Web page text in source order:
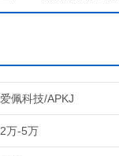
爱佩科技/APKJ
2万-5万